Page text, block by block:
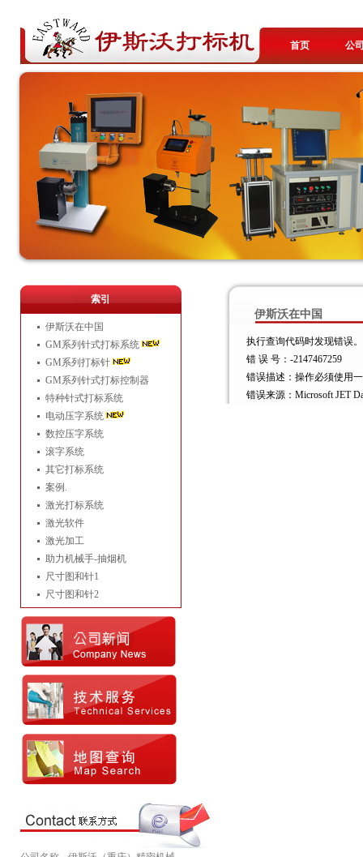
首页 公
索引
伊斯沃在中国
GM系列针式打标系统
GM系列打标针
GM系列针式打标控制器
特种针式打标系统
电动压字系统
数控压字系统
滚字系统
其它打标系统
案例.
激光打标系统
激光软件
激光加工
助力机械手-抽烟机
尺寸图和针1
尺寸图和针2
伊斯沃在中国
执行查询代码时发现错误。
错 误 号：-2147467259
错误描述：操作必须使用
错误来源：Microsoft JET